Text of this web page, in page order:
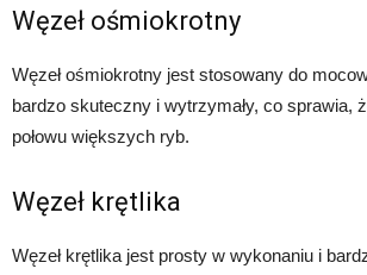
Węzeł ośmiokrotny
Węzeł ośmiokrotny jest stosowany do
bardzo skuteczny i wytrzymały, co sprawia,
połowu większych ryb.
Węzeł krętlika
Węzeł krętlika jest prosty w wykonaniu i